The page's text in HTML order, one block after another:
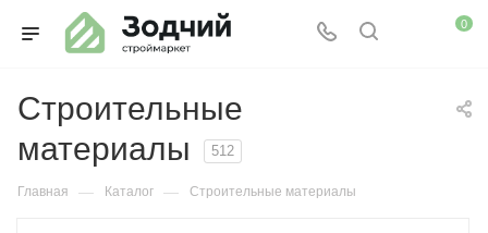
0
Строительные
материалы
512
Главная — Каталог — Строительные материалы